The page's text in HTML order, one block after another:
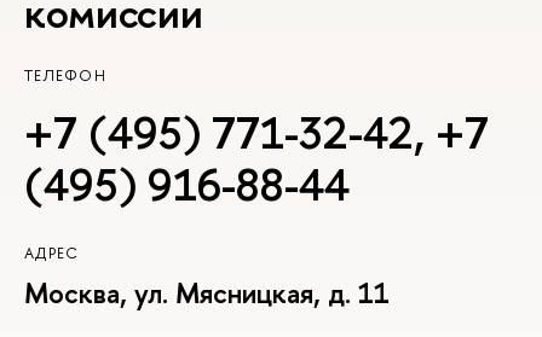
комиссии
ТЕЛЕФОН
+7 (495) 771-32-42, +7
(495) 916-88-44
АДРЕС
Москва, ул. Мясницкая, д. 11